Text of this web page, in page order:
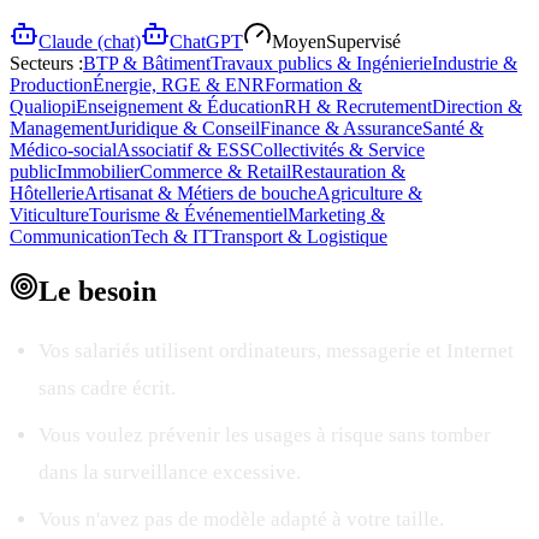
Claude (chat) ChatGPT MoyenSupervisé
Secteurs :BTP & BâtimentTravaux publics & IngénierieIndustrie &
ProductionÉnergie, RGE & ENRFormation &
QualiopiEnseignement & ÉducationRH & RecrutementDirection &
ManagementJuridique & ConseilFinance & AssuranceSanté &
Médico-socialAssociatif & ESSCollectivités & Service
publicImmobilierCommerce & RetailRestauration &
HôtellerieArtisanat & Métiers de boucheAgriculture &
ViticultureTourisme & ÉvénementielMarketing &
CommunicationTech & ITTransport & Logistique
Le besoin
Vos salariés utilisent ordinateurs, messagerie et Internet
sans cadre écrit.
Vous voulez prévenir les usages à risque sans tomber
dans la surveillance excessive.
Vous n'avez pas de modèle adapté à votre taille.